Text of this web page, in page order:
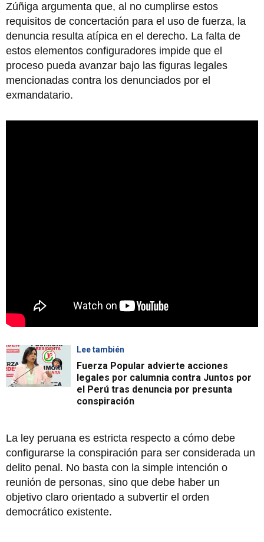
Zúñiga argumenta que, al no cumplirse estos
requisitos de concertación para el uso de fuerza, la
denuncia resulta atípica en el derecho. La falta de
estos elementos configuradores impide que el
proceso pueda avanzar bajo las figuras legales
mencionadas contra los denunciados por el
exmandatario.
Lee también
Fuerza Popular advierte acciones
legales por calumnia contra Juntos por
el Perú tras denuncia por presunta
conspiración
La ley peruana es estricta respecto a cómo debe
configurarse la conspiración para ser considerada un
delito penal. No basta con la simple intención o
reunión de personas, sino que debe haber un
objetivo claro orientado a subvertir el orden
democrático existente.